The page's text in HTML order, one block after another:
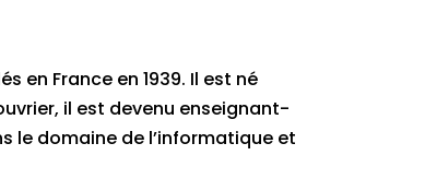
en France en 1939. Il est né
il est devenu enseignant-
le domaine de l’informatique et